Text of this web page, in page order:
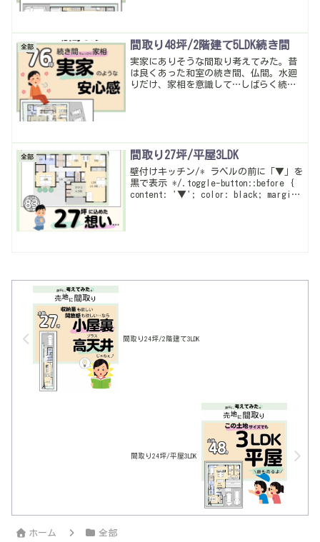
全部 間取り48坪/2階建て5LDK続き間
実家にありそうな間取り考えてみた。昔
は良くあった和室の続き間、仏間。水廻
りだけ、家相を意識して…しばらく続き
全部 間取り27坪/平屋3LDK
壁付けキッチン/* ラベルの前に「▼」を
黒で表示 */.toggle-button::before {
content: '▼'; color: black; margin-
間取り24坪/2階建て3LDK
間取り24坪/平屋3LDK
ホーム 全部